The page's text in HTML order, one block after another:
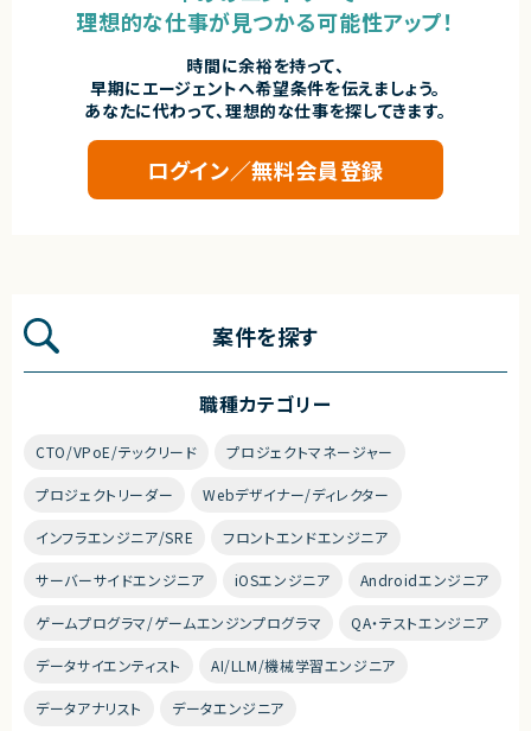
理想的な仕事が見つかる可能性アップ！
時間に余裕を持って、
早期にエージェントへ希望条件を伝えましょう。
あなたに代わって、理想的な仕事を探してきます。
ログイン／無料会員登録
案件を探す
職種カテゴリー
CTO/VPoE/テックリード プロジェクトマネージャー
プロジェクトリーダー Webデザイナー/ディレクター
インフラエンジニア/SRE フロントエンドエンジニア
サーバーサイドエンジニア iOSエンジニア Androidエンジニア
ゲームプログラマ/ゲームエンジンプログラマ QA・テストエンジニア
データサイエンティスト AI/LLM/機械学習エンジニア
データアナリスト データエンジニア